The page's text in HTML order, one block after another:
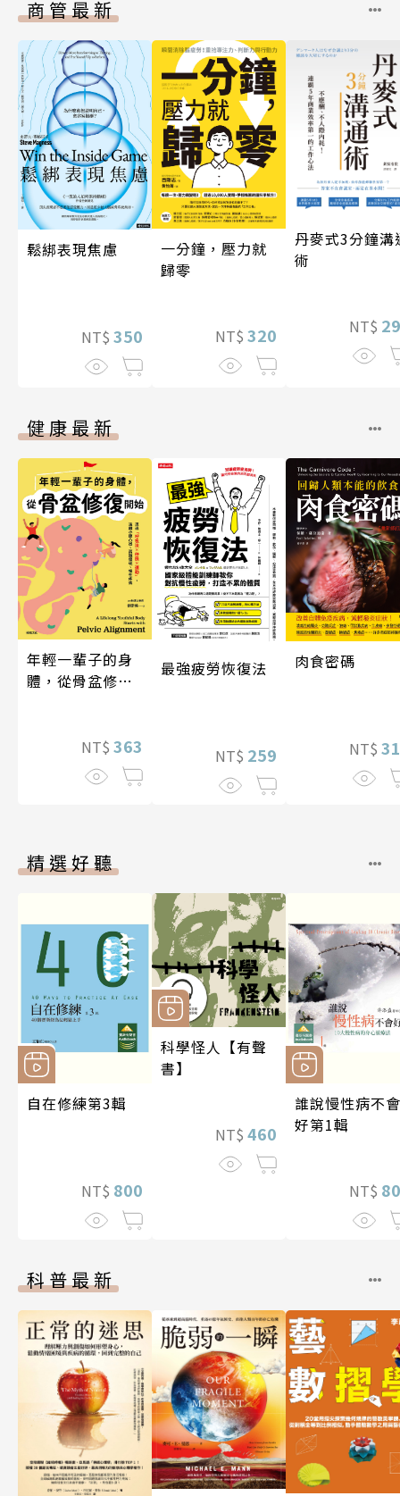
商管最新
鬆綁表現焦慮
NT$ 350
一分鐘，壓力就
歸零
NT$ 320
丹麥式3分鐘溝
術
NT$
健康最新
年輕一輩子的身
體，從骨盆修復
動」，遠離小腹
凸出、肩頸僵
硬、慢性疼痛
NT$ 363
最強疲勞恢復法
NT$ 259
肉食密碼
NT$
精選好聽
自在修練第3輯
NT$ 800
科學怪人【有聲
書】
NT$ 460
誰說慢性病不會
好第1輯
NT$
科普最新